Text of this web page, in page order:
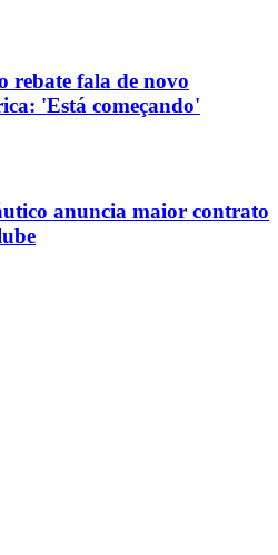
rebate fala de novo
'Está começando'
anuncia maior contrato